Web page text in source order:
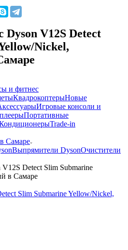
V12S Detect
Nickel,
и фитнес
КвадрокоптерыНовые
Игровые консоли и
Портативные
Trade-in
Самаре
Выпрямители DysonОчистители
Detect Slim Submarine
в Самаре